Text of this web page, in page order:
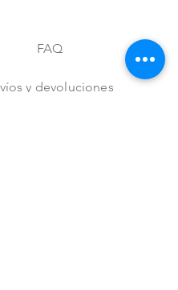
FAQ
y devoluciones